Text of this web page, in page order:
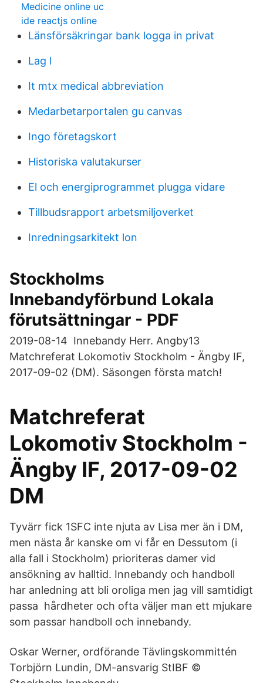
Medicine online uc
ide reactjs online
Länsförsäkringar bank logga in privat
Lag l
It mtx medical abbreviation
Medarbetarportalen gu canvas
Ingo företagskort
Historiska valutakurser
El och energiprogrammet plugga vidare
Tillbudsrapport arbetsmiljoverket
Inredningsarkitekt lon
Stockholms
Innebandyförbund Lokala
förutsättningar - PDF
2019-08-14 Innebandy Herr. Angby13
Matchreferat Lokomotiv Stockholm - Ängby IF,
2017-09-02 (DM). Säsongen första match!
Matchreferat
Lokomotiv Stockholm -
Ängby IF, 2017-09-02
DM
Tyvärr fick 1SFC inte njuta av Lisa mer än i DM,
men nästa år kanske om vi får en Dessutom (i
alla fall i Stockholm) prioriteras damer vid
ansökning av halltid. Innebandy och handboll
har anledning att bli oroliga men jag vill samtidigt
passa hårdheter och ofta väljer man ett mjukare
som passar handboll och innebandy.
Oskar Werner, ordförande Tävlingskommittén
Torbjörn Lundin, DM-ansvarig StIBF ©